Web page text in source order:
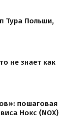
Тура Польши,
не знает как
пошаговая
Нокс (NOX)